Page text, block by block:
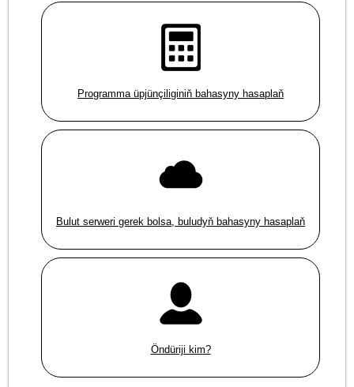
Programma üpjünçiliginiň bahasyny hasaplaň
Bulut serweri gerek bolsa, buludyň bahasyny hasaplaň
Öndüriji kim?